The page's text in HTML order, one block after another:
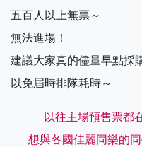
五百人以上無票～
無法進場！
建議大家真的儘量早點採
以免屆時排隊耗時～
以往主場預售票都
想與各國佳麗同樂的